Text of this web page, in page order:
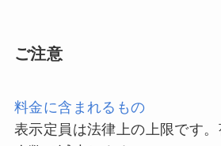
ご注意
料金に含まれるもの
表示定員は法律上の上限です